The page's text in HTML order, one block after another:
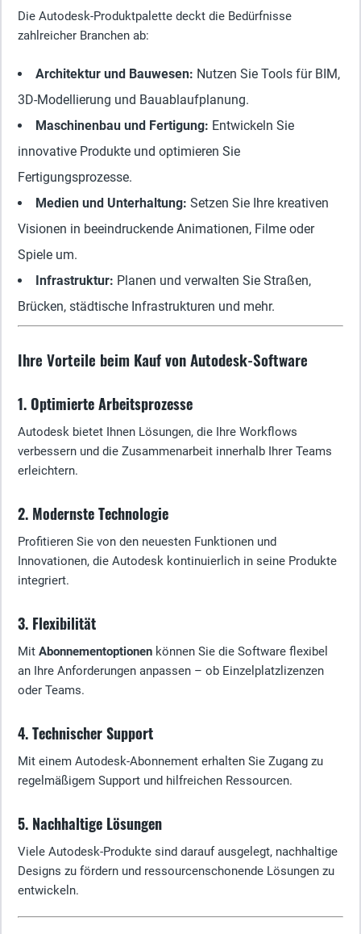
Die Autodesk-Produktpalette deckt die Bedürfnisse
zahlreicher Branchen ab:
Architektur und Bauwesen: Nutzen Sie Tools für BIM,
3D-Modellierung und Bauablaufplanung.
Maschinenbau und Fertigung: Entwickeln Sie
innovative Produkte und optimieren Sie
Fertigungsprozesse.
Medien und Unterhaltung: Setzen Sie Ihre kreativen
Visionen in beeindruckende Animationen, Filme oder
Spiele um.
Infrastruktur: Planen und verwalten Sie Straßen,
Brücken, städtische Infrastrukturen und mehr.
Ihre Vorteile beim Kauf von Autodesk-Software
1. Optimierte Arbeitsprozesse
Autodesk bietet Ihnen Lösungen, die Ihre Workflows
verbessern und die Zusammenarbeit innerhalb Ihrer Teams
erleichtern.
2. Modernste Technologie
Profitieren Sie von den neuesten Funktionen und
Innovationen, die Autodesk kontinuierlich in seine Produkte
integriert.
3. Flexibilität
Mit Abonnementoptionen können Sie die Software flexibel
an Ihre Anforderungen anpassen – ob Einzelplatzlizenzen
oder Teams.
4. Technischer Support
Mit einem Autodesk-Abonnement erhalten Sie Zugang zu
regelmäßigem Support und hilfreichen Ressourcen.
5. Nachhaltige Lösungen
Viele Autodesk-Produkte sind darauf ausgelegt, nachhaltige
Designs zu fördern und ressourcenschonende Lösungen zu
entwickeln.